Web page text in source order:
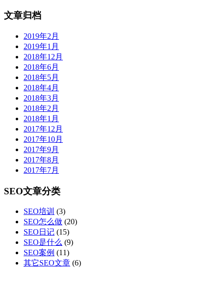
文章归档
2019年2月
2019年1月
2018年12月
2018年6月
2018年5月
2018年4月
2018年3月
2018年2月
2018年1月
2017年12月
2017年10月
2017年9月
2017年8月
2017年7月
SEO文章分类
SEO培训 (3)
SEO怎么做 (20)
SEO日记 (15)
SEO是什么 (9)
SEO案例 (11)
其它SEO文章 (6)